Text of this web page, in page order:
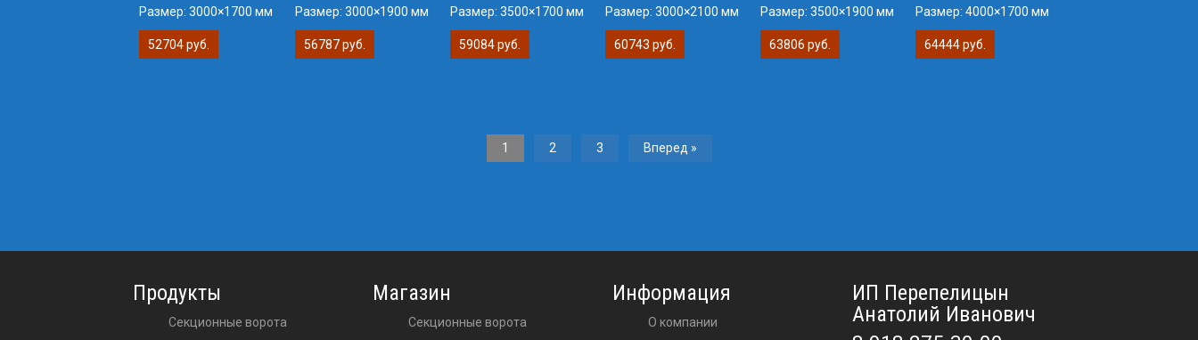
Размер:3000×1700 мм
52704 руб.
Размер: 3000×1900 мм
56787 руб.
Размер: 3500×1700 мм
59084 руб.
Размер: 3000×2100 мм
60743 руб.
Размер:3500×1900 мм
63806 руб.
Размер:4000×1700 мм
64444 руб.
1 2 3 Вперед »
Продукты
Секционные ворота
Магазин
Секционные ворота
Информация
О компании
ИП Перепелицын
Анатолий Иванович